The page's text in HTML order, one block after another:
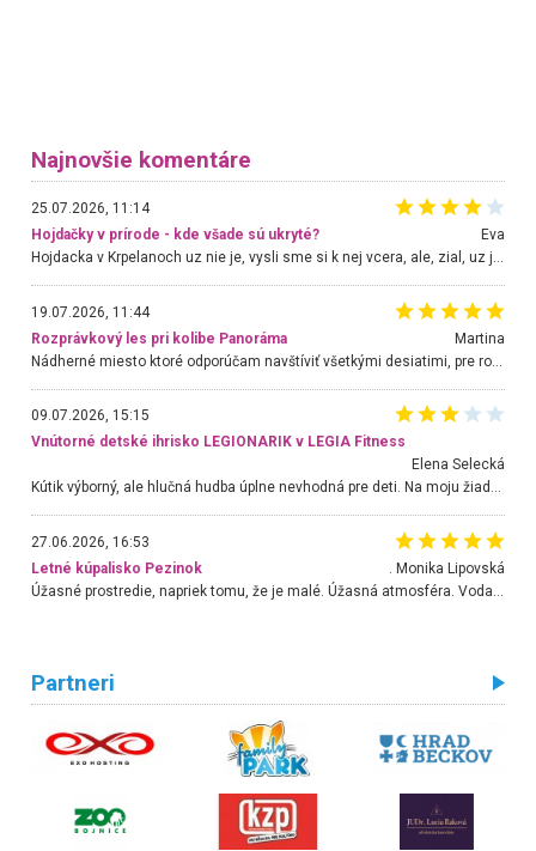
Najnovšie komentáre
25.07.2026, 11:14
Hojdačky v prírode - kde všade sú ukryté?
Eva
Hojdacka v Krpelanoch uz nie je, vysli sme si k nej vcera, ale, zial, uz je znicena. Ak sem planujete cestu len kvoli hojdacke, mozete si ju usetrit. Krasny vyhlad je tu vsak aj bez hojdacky :-)
19.07.2026, 11:44
Rozprávkový les pri kolibe Panoráma
Martina
Nádherné miesto ktoré odporúčam navštíviť všetkými desiatimi, pre rodiny s deťmi, dôchodcom... Proste a jednoducho ozaj rozprávkový les.. určite ešte prídeme. Odniesli sme si na pamiatku krásne tričká,
09.07.2026, 15:15
Vnútorné detské ihrisko LEGIONARIK v LEGIA Fitness
Elena Selecká
Kútik výborný, ale hlučná hudba úplne nevhodná pre deti. Na moju žiadosť o aspoň sušenie nereagovali.
27.06.2026, 16:53
Letné kúpalisko Pezinok
. Monika Lipovská
Úžasné prostredie, napriek tomu, že je malé. Úžasná atmosféra. Voda fantastická a nádherná. Ľudí je pomerne veľa, ale su mili a ohľaduplní. Je veľmi zaujímavé sledovať, ako dokážu spolu športovať cudzí ľudia a bez ohľadu na vek. Vládne tu pohoda. Vnuka neviem dostať z vody. Ďakujem za krásny deň . Urcite sa sem vrátim. Jediný problém je s parkovaním, ale aj ten sa mi podarilo vyriešiť. Monika Bratislava
Partneri